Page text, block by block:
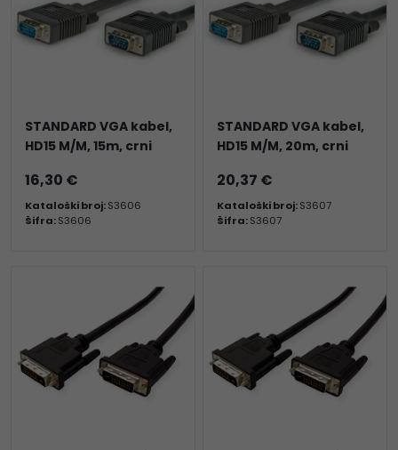
STANDARD VGA kabel,
HD15 M/M, 15m, crni
16,30 €
Kataloški broj:S3606
Šifra:S3606
STANDARD VGA kabel,
HD15 M/M, 20m, crni
20,37 €
Kataloški broj:S3607
Šifra:S3607